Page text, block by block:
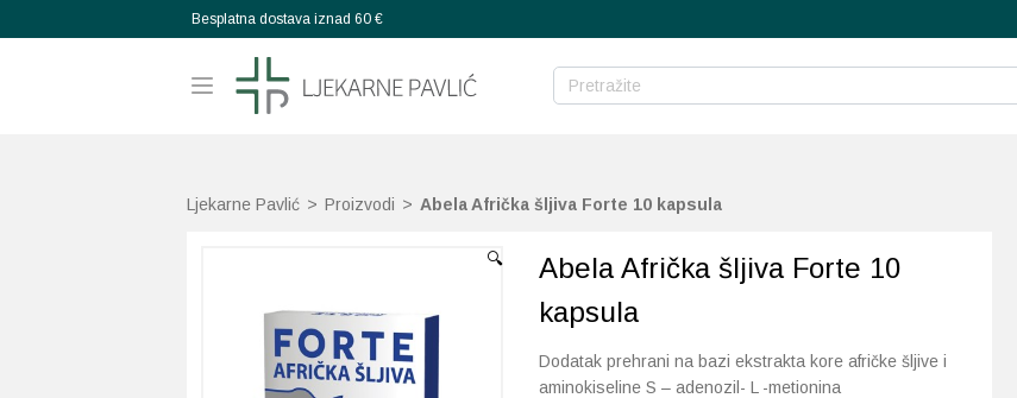
Besplatna dostava iznad 60 €
Ljekarne Pavlić > Proizvodi > Abela Afrička šljiva Forte 10 kapsula
🔍
Abela Afrička šljiva Forte 10
kapsula
Dodatak prehrani na bazi ekstrakta kore afričke šljive i
aminokiseline S – adenozil- L -metionina